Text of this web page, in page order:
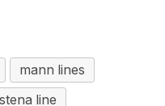
mann lines
stena line